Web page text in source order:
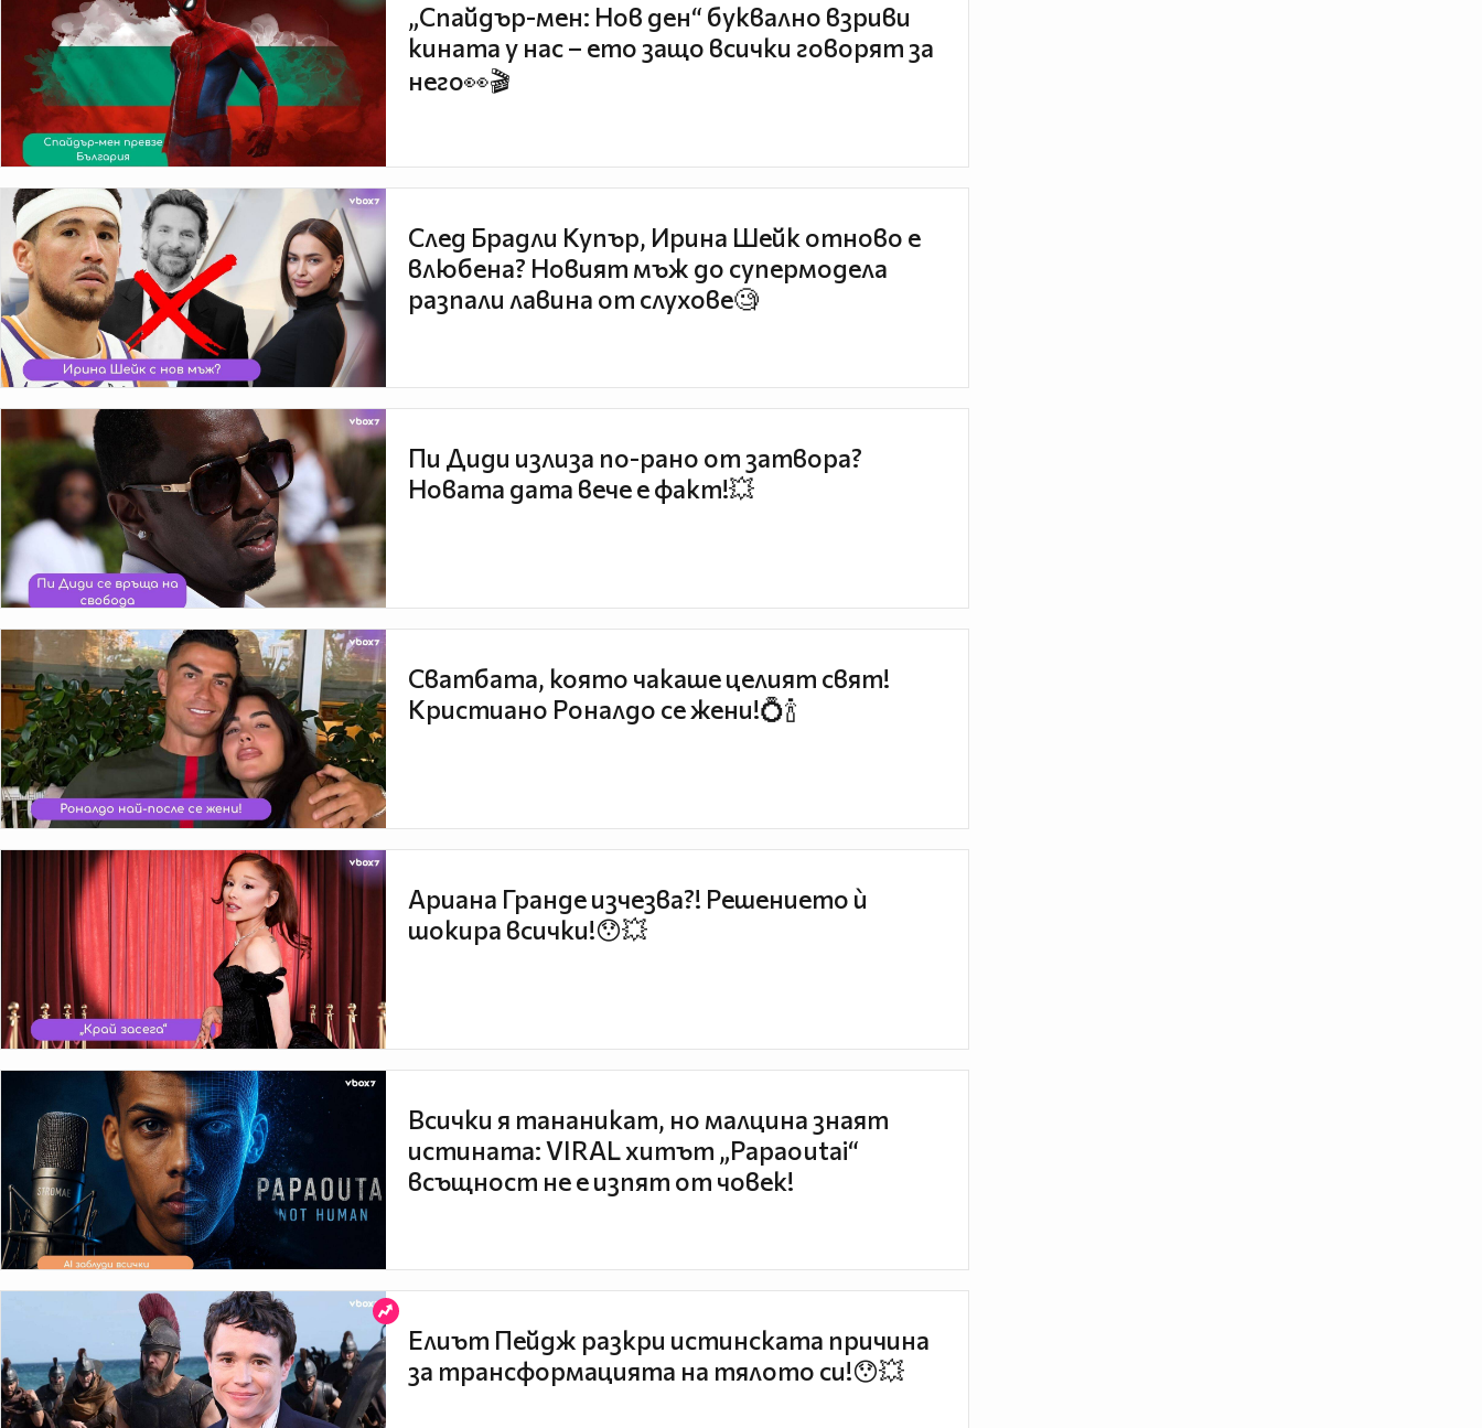
„Спайдър-мен: Нов ден“ буквално взриви
кината у нас – ето защо всички говорят за
него👀🎬
След Брадли Купър, Ирина Шейк отново е
влюбена? Новият мъж до супермодела
разпали лавина от слухове🧐
Пи Диди излиза по-рано от затвора?
Новата дата вече е факт!💥
Сватбата, която чакаше целият свят!
Кристиано Роналдо се жени!💍🍾
Ариана Гранде изчезва?! Решението ѝ
шокира всички!😯💥
Всички я тананикат, но малцина знаят
истината: VIRAL хитът „Papaoutai“
всъщност не е изпят от човек!
Елиът Пейдж разкри истинската причина
за трансформацията на тялото си!😯💥